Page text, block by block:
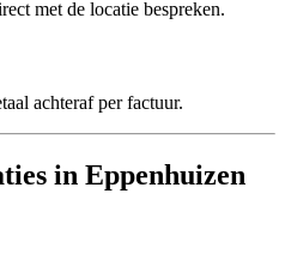
met de locatie bespreken.
achteraf per factuur.
in Eppenhuizen